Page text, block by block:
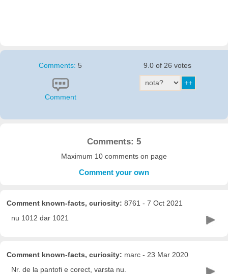
Comments:5
Comment
9.0 of 26 votes
Comments: 5
Maximum 10 comments on page
Comment your own
Comment known-facts, curiosity: 8761 - 7 Oct 2021
nu 1012 dar 1021
Comment known-facts, curiosity: marc - 23 Mar 2020
Nr. de la pantofi e corect, varsta nu.